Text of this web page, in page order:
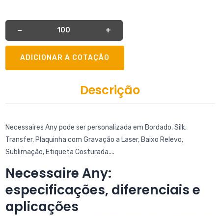
−
Quantidade +
ADICIONAR A COTAÇÃO
Descrição
Necessaires Any pode ser personalizada em Bordado, Silk,
Transfer, Plaquinha com Gravação a Laser, Baixo Relevo,
Sublimação, Etiqueta Costurada....
Necessaire Any:
especificações, diferenciais e
aplicações